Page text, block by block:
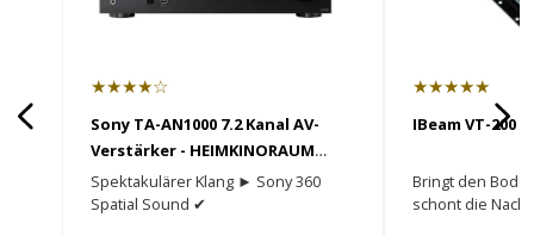
★★★★☆
Sony TA-AN1000 7.2 Kanal AV-
Verstärker - HEIMKINORAUM
Edition
Spektakulärer Klang ► Sony 360
Spatial Sound ✔
★★★★★
IBeam VT-200
Bringt den
schont die